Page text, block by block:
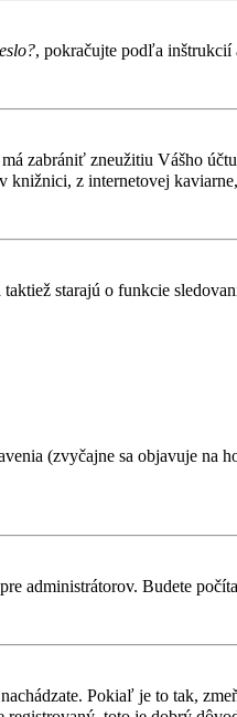
, pokračujte podľa inštrukcií
zabrániť zneužitiu Vášho
knižnici, z internetovej
starajú o funkcie
(zvyčajne sa objavuje na
administrátorov. Budete
Pokiaľ je to tak,